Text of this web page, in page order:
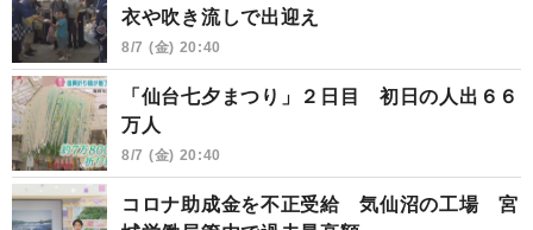
衣や吹き流しで出迎え
8/7 (金) 20:40
「仙台七夕まつり」２日目 初日の人出６６
万人
8/7 (金) 20:40
コロナ助成金を不正受給 気仙沼の工場 宮